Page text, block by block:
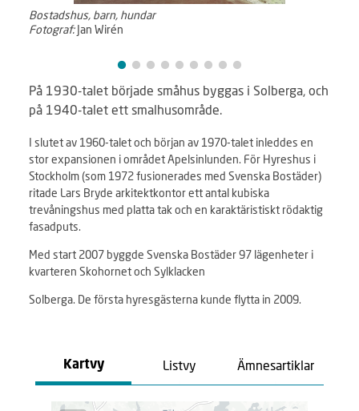
Bostadshus, barn, hundar
Fotograf: Jan Wirén
På 1930-talet började småhus byggas i Solberga, och
på 1940-talet ett smalhusområde.
I slutet av 1960-talet och början av 1970-talet inleddes en
stor expansionen i området Apelsinlunden. För Hyreshus i
Stockholm (som 1972 fusionerades med Svenska Bostäder)
ritade Lars Bryde arkitektkontor ett antal kubiska
trevåningshus med platta tak och en karaktäristiskt rödaktig
fasadputs.
Med start 2007 byggde Svenska Bostäder 97 lägenheter i
kvarteren Skohornet och Sylklacken
Solberga. De första hyresgästerna kunde flytta in 2009.
Kartvy Listvy Ämnesartiklar